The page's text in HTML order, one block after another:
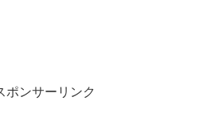
ポンサーリンク